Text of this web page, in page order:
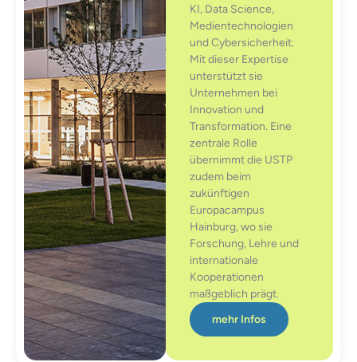
KI, Data Science,
Medientechnologien
und Cybersicherheit.
Mit dieser Expertise
unterstützt sie
Unternehmen bei
Innovation und
Transformation. Eine
zentrale Rolle
übernimmt die USTP
zudem beim
zukünftigen
Europacampus
Hainburg, wo sie
Forschung, Lehre und
internationale
Kooperationen
maßgeblich prägt.
mehr Infos